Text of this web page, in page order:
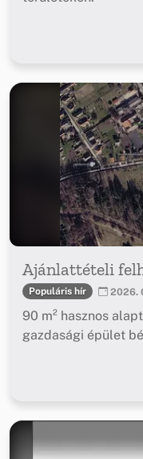
Ajánlattételi
Populáris hír 2026.
90 m² hasznos
gazdasági épület